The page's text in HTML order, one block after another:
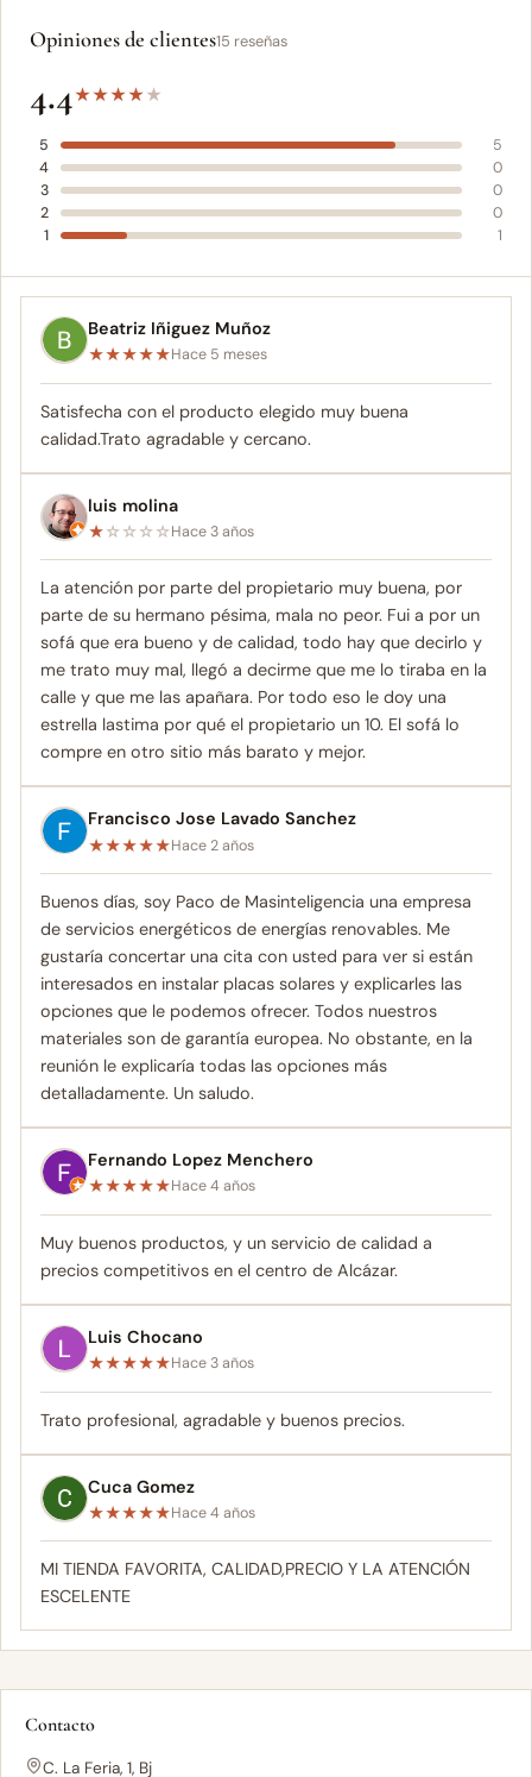
Opiniones de clientes15 reseñas
4.4★★★★★
5
5
4
0
3
0
2
0
1
1
Beatriz Iñiguez Muñoz
★★★★★Hace 5 meses
Satisfecha con el producto elegido muy buena
calidad.Trato agradable y cercano.
luis molina
★☆☆☆☆Hace 3 años
La atención por parte del propietario muy buena, por
parte de su hermano pésima, mala no peor. Fui a por un
sofá que era bueno y de calidad, todo hay que decirlo y
me trato muy mal, llegó a decirme que me lo tiraba en la
calle y que me las apañara. Por todo eso le doy una
estrella lastima por qué el propietario un 10. El sofá lo
compre en otro sitio más barato y mejor.
Francisco Jose Lavado Sanchez
★★★★★Hace 2 años
Buenos días, soy Paco de Masinteligencia una empresa
de servicios energéticos de energías renovables. Me
gustaría concertar una cita con usted para ver si están
interesados en instalar placas solares y explicarles las
opciones que le podemos ofrecer. Todos nuestros
materiales son de garantía europea. No obstante, en la
reunión le explicaría todas las opciones más
detalladamente. Un saludo.
Fernando Lopez Menchero
★★★★★Hace 4 años
Muy buenos productos, y un servicio de calidad a
precios competitivos en el centro de Alcázar.
Luis Chocano
★★★★★Hace 3 años
Trato profesional, agradable y buenos precios.
Cuca Gomez
★★★★★Hace 4 años
MI TIENDA FAVORITA, CALIDAD,PRECIO Y LA ATENCIÓN
ESCELENTE
Contacto
C. La Feria, 1, Bj